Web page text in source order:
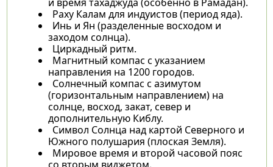
Раху Калам для индуистов (период яда).
Инь и Ян (разделенные восходом и
заходом солнца).
Циркадный ритм.
Магнитный компас с указанием
направления на 1200 городов.
Солнечный компас с азимутом
(горизонтальным направлением) на
солнце, восход, закат, север и
дополнительную Киблу.
Символ Солнца над картой Северного и
Южного полушария (плоская Земля).
Мировое время и второй часовой пояс